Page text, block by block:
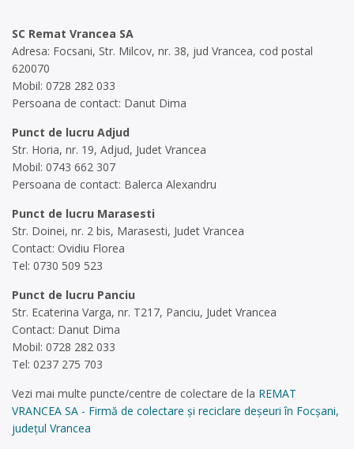
SC Remat Vrancea SA
Adresa: Focsani, Str. Milcov, nr. 38, jud Vrancea, cod postal
620070
Mobil: 0728 282 033
Persoana de contact: Danut Dima
Punct de lucru Adjud
Str. Horia, nr. 19, Adjud, Judet Vrancea
Mobil: 0743 662 307
Persoana de contact: Balerca Alexandru
Punct de lucru Marasesti
Str. Doinei, nr. 2 bis, Marasesti, Judet Vrancea
Contact: Ovidiu Florea
Tel: 0730 509 523
Punct de lucru Panciu
Str. Ecaterina Varga, nr. T217, Panciu, Judet Vrancea
Contact: Danut Dima
Mobil: 0728 282 033
Tel: 0237 275 703
Vezi mai multe puncte/centre de colectare de la REMAT
VRANCEA SA - Firmă de colectare și reciclare deșeuri în Focșani,
județul Vrancea